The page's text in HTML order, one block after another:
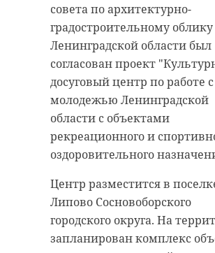
совета по архитектурно-
градостроительному облику
Ленинградской области был
согласован проект
досуговый центр по работе с
молодежью Ленинградской
области с объектами
рекреационного и
оздоровительного
Центр разместится в
Липово Сосновоборского
городского округа. На
запланирован комплекс